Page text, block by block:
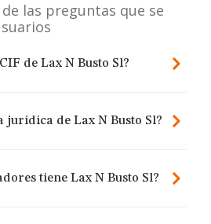
las preguntas que se
de Lax N Busto Sl?
jurídica de Lax N Busto Sl?
tiene Lax N Busto Sl?